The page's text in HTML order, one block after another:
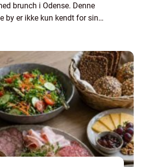
brunch i Odense. Denne
by er ikke kun kendt for sin